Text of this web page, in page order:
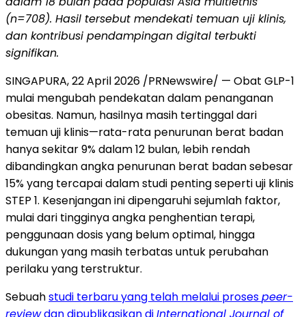
(n=708). Hasil tersebut mendekati temuan uji klinis,
dan kontribusi pendampingan digital terbukti
signifikan.
SINGAPURA, 22 April 2026 /PRNewswire/ — Obat GLP-1
mulai mengubah pendekatan dalam penanganan
obesitas. Namun, hasilnya masih tertinggal dari
temuan uji klinis—rata-rata penurunan berat badan
hanya sekitar 9% dalam 12 bulan, lebih rendah
dibandingkan angka penurunan berat badan sebesar
15% yang tercapai dalam studi penting seperti uji klinis
STEP 1. Kesenjangan ini dipengaruhi sejumlah faktor,
mulai dari tingginya angka penghentian terapi,
penggunaan dosis yang belum optimal, hingga
dukungan yang masih terbatas untuk perubahan
perilaku yang terstruktur.
Sebuahstudi terbaru yang telah melalui prosespeer-
reviewdan dipublikasikan diInternational Journal of